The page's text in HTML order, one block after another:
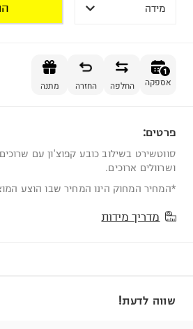
מידה
1
אספקה החלפה החזרה מתנה
פרטים:
סווטשירט בשילוב כובע קפוצ'ון עם
ושרוולים ארוכים.
*המחיר המחוק הינו המחיר שבו הוצע
מדריך מידות
שווה לדעת!